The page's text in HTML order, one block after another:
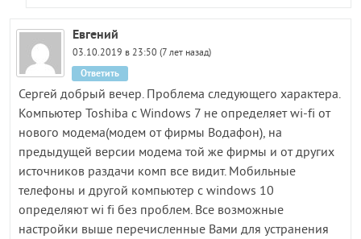
Евгений
03.10.2019 в 23:50 (7 лет назад)
Сергей добрый вечер. Проблема следующего характера.
Компьютер Toshiba с Windows 7 не определяет wi-fi от
нового модема(модем от фирмы Водафон), на
предыдущей версии модема той же фирмы и от других
источников раздачи комп все видит. Мобильные
телефоны и другой компьютер с windows 10
определяют wi fi без проблем. Все возможные
настройки выше перечисленные Вами для устранения
Ответить